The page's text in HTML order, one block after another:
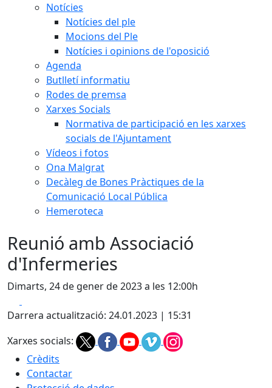
Notícies
Notícies del ple
Mocions del Ple
Notícies i opinions de l'oposició
Agenda
Butlletí informatiu
Rodes de premsa
Xarxes Socials
Normativa de participació en les xarxes
socials de l'Ajuntament
Vídeos i fotos
Ona Malgrat
Decàleg de Bones Pràctiques de la
Comunicació Local Pública
Hemeroteca
Reunió amb Associació
d'Infermeries
Dimarts, 24 de gener de 2023 a les 12:00h
Darrera actualització: 24.01.2023 | 15:31
Xarxes socials:
Crèdits
Contactar